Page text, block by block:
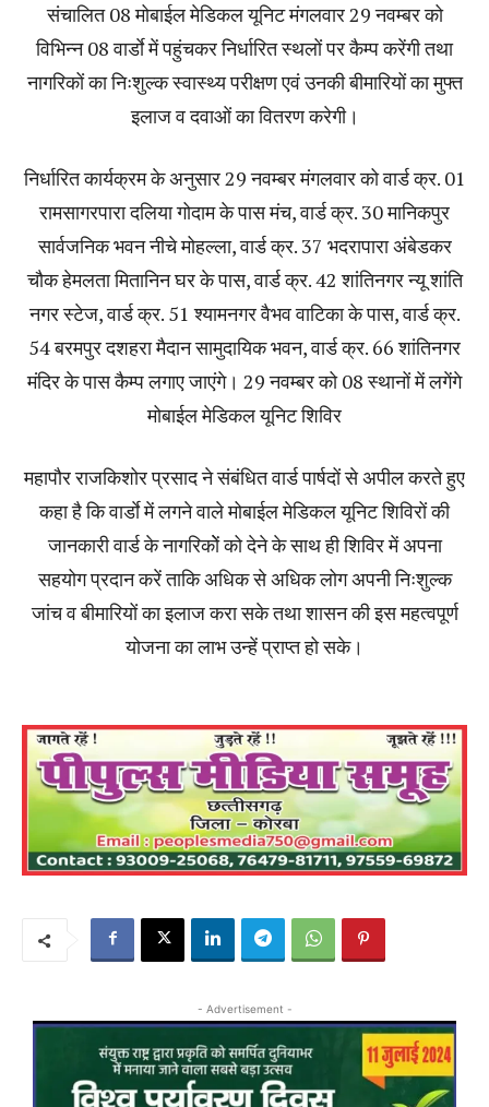
संचालित 08 मोबाईल मेडिकल यूनिट मंगलवार 29 नवम्बर को
विभिन्न 08 वार्डाे में पहुंचकर निर्धारित स्थलों पर कैम्प करेंगी तथा
नागरिकों का निःशुल्क स्वास्थ्य परीक्षण एवं उनकी बीमारियों का मुफ्त
इलाज व दवाओं का वितरण करेगी।
निर्धारित कार्यक्रम के अनुसार 29 नवम्बर मंगलवार को वार्ड क्र. 01
रामसागरपारा दलिया गोदाम के पास मंच, वार्ड क्र. 30 मानिकपुर
सार्वजनिक भवन नीचे मोहल्ला, वार्ड क्र. 37 भदरापारा अंबेडकर
चौक हेमलता मितानिन घर के पास, वार्ड क्र. 42 शांतिनगर न्यू शांति
नगर स्टेज, वार्ड क्र. 51 श्यामनगर वैभव वाटिका के पास, वार्ड क्र.
54 बरमपुर दशहरा मैदान सामुदायिक भवन, वार्ड क्र. 66 शांतिनगर
मंदिर के पास कैम्प लगाए जाएंगे। 29 नवम्बर को 08 स्थानों में लगेंगे
मोबाईल मेडिकल यूनिट शिविर
महापौर राजकिशोर प्रसाद ने संबंधित वार्ड पार्षदों से अपील करते हुए
कहा है कि वार्डाे में लगने वाले मोबाईल मेडिकल यूनिट शिविरों की
जानकारी वार्ड के नागरिकोें को देने के साथ ही शिविर में अपना
सहयोग प्रदान करें ताकि अधिक से अधिक लोग अपनी निःशुल्क
जांच व बीमारियों का इलाज करा सके तथा शासन की इस महत्वपूर्ण
योजना का लाभ उन्हें प्राप्त हो सके।
- Advertisement -